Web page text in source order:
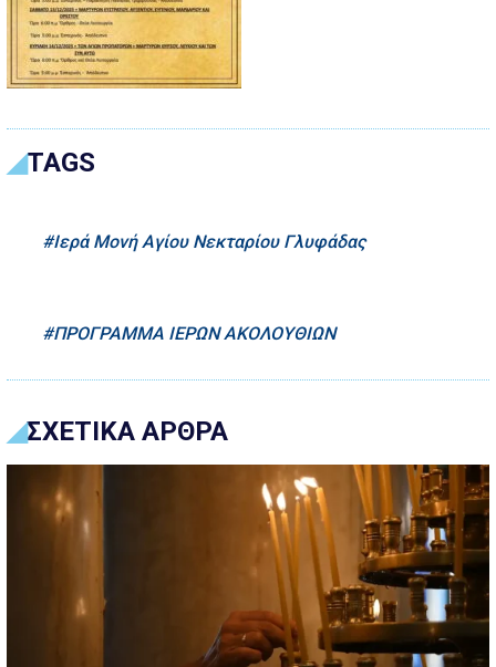
TAGS
Ιερά Μονή Αγίου Νεκταρίου Γλυφάδας
ΠΡΟΓΡΑΜΜΑ ΙΕΡΩΝ ΑΚΟΛΟΥΘΙΩΝ
ΣΧΕΤΙΚΑ ΑΡΘΡΑ